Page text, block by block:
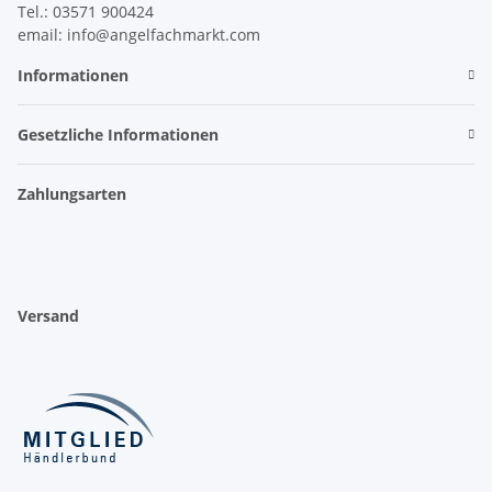
Tel.: 03571 900424
email: info@angelfachmarkt.com
Informationen
Gesetzliche Informationen
Zahlungsarten
Versand